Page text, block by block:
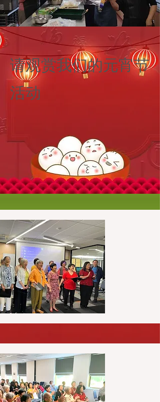
请观赏我们的元宵节
活动